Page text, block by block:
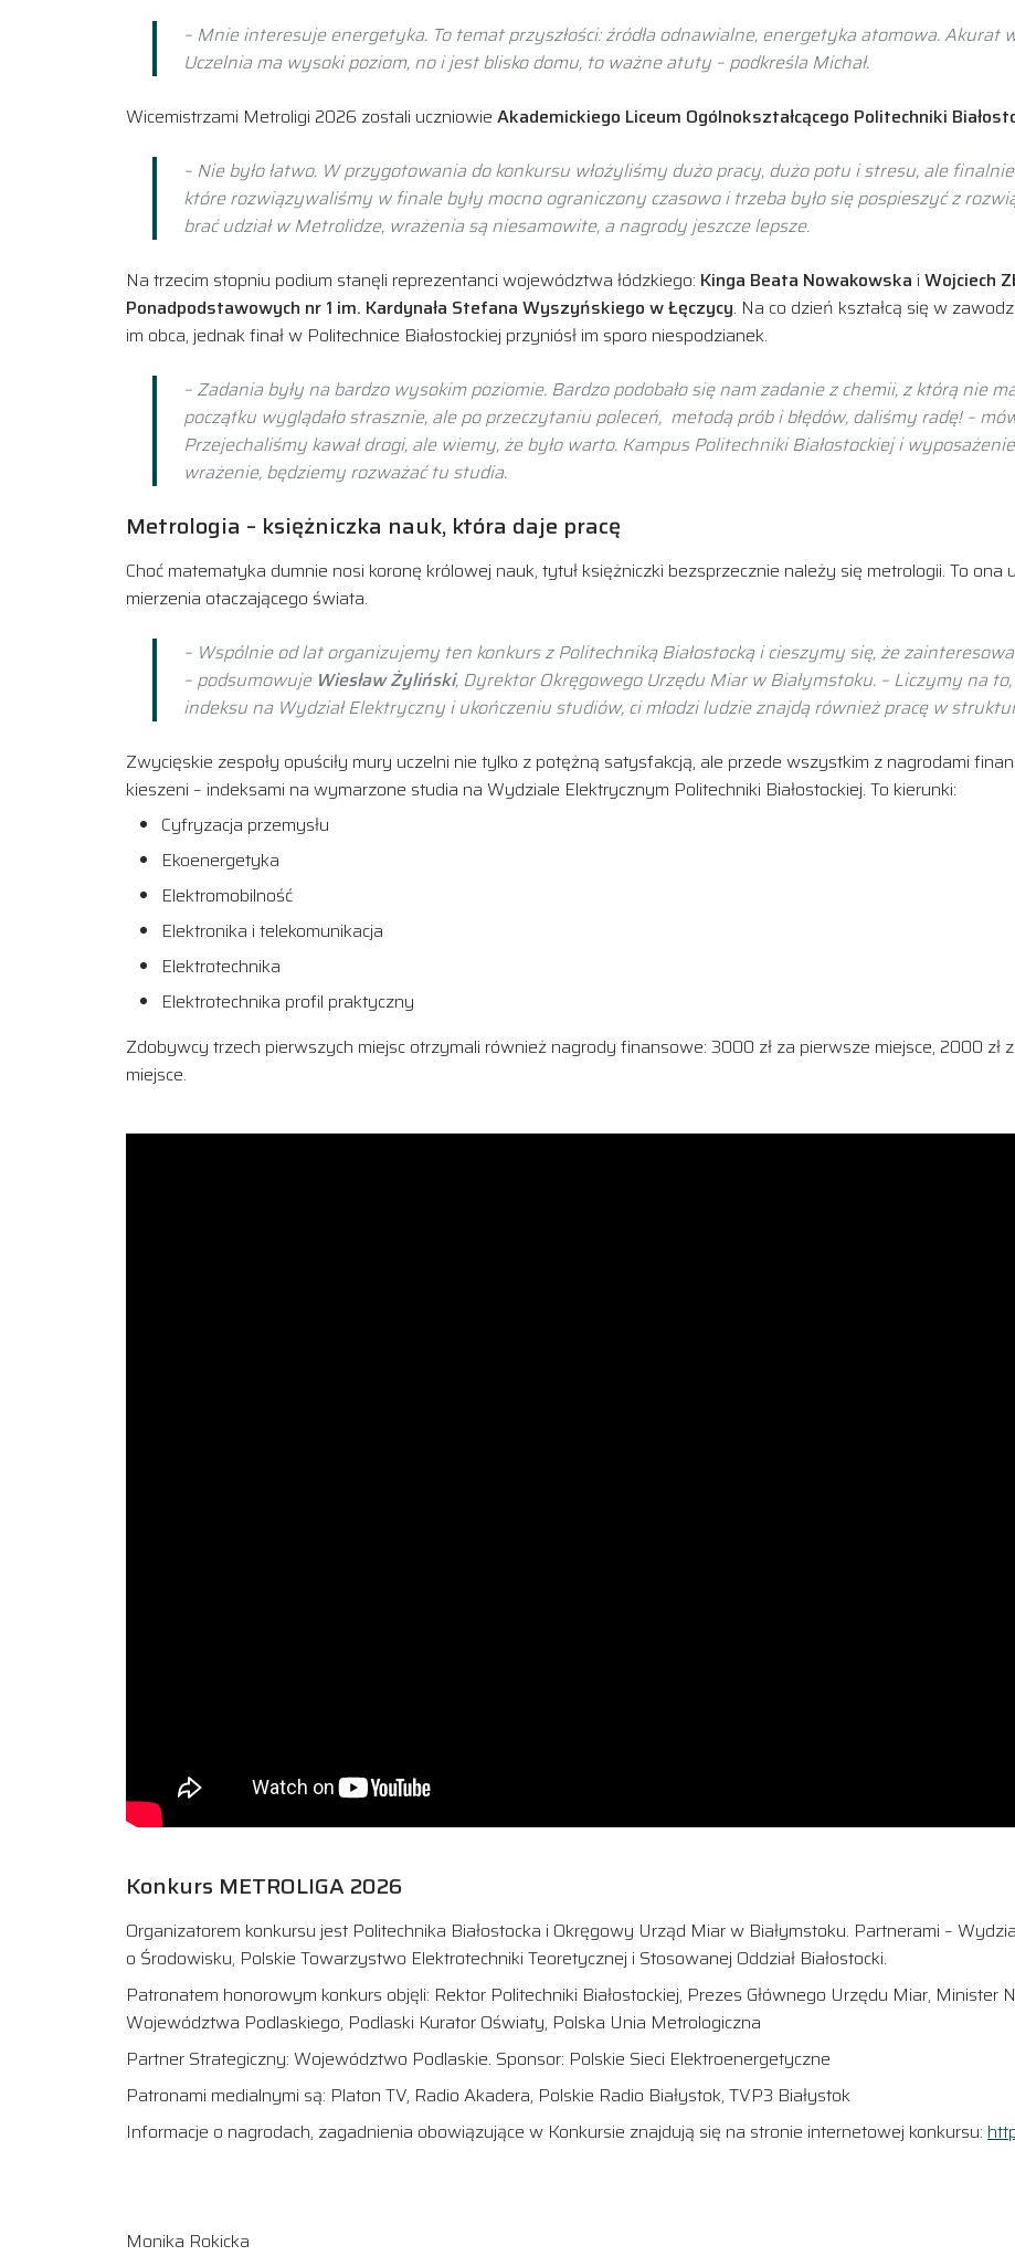
– Mnie interesuje energetyka. To temat przyszłości: źródła odnawialne, energetyka atomowa. Akurat
Uczelnia ma wysoki poziom, no i jest blisko domu, to ważne atuty – podkreśla Michał.
Wicemistrzami Metroligi 2026 zostali uczniowie Akademickiego Liceum Ogólnokształcącego Politechniki
– Nie było łatwo. W przygotowania do konkursu włożyliśmy dużo pracy, dużo potu i stresu, ale finalnie
które rozwiązywaliśmy w finale były mocno ograniczony czasowo i trzeba było się pospieszyć z
brać udział w Metrolidze, wrażenia są niesamowite, a nagrody jeszcze lepsze.
Na trzecim stopniu podium stanęli reprezentanci województwa łódzkiego: Kinga Beata Nowakowska i Wojciech
Ponadpodstawowych nr 1 im. Kardynała Stefana Wyszyńskiego w Łęczycy. Na co dzień kształcą się w
im obca, jednak finał w Politechnice Białostockiej przyniósł im sporo niespodzianek.
– Zadania były na bardzo wysokim poziomie. Bardzo podobało się nam zadanie z chemii, z którą nie
początku wyglądało strasznie, ale po przeczytaniu poleceń, metodą prób i błędów, daliśmy radę! –
Przejechaliśmy kawał drogi, ale wiemy, że było warto. Kampus Politechniki Białostockiej i
wrażenie, będziemy rozważać tu studia.
Metrologia – księżniczka nauk, która daje pracę
Choć matematyka dumnie nosi koronę królowej nauk, tytuł księżniczki bezsprzecznie należy się metrologii. To
mierzenia otaczającego świata.
– Wspólnie od lat organizujemy ten konkurs z Politechniką Białostocką i cieszymy się, że
– podsumowuje Wiesław Żyliński, Dyrektor Okręgowego Urzędu Miar w Białymstoku. – Liczymy na
indeksu na Wydział Elektryczny i ukończeniu studiów, ci młodzi ludzie znajdą również pracę w
Zwycięskie zespoły opuściły mury uczelni nie tylko z potężną satysfakcją, ale przede wszystkim z nagrodami
kieszeni – indeksami na wymarzone studia na Wydziale Elektrycznym Politechniki Białostockiej. To kierunki:
Cyfryzacja przemysłu
Ekoenergetyka
Elektromobilność
Elektronika i telekomunikacja
Elektrotechnika
Elektrotechnika profil praktyczny
Zdobywcy trzech pierwszych miejsc otrzymali również nagrody finansowe: 3000 zł za pierwsze miejsce, 2000 zł
miejsce.
Konkurs METROLIGA 2026
Organizatorem konkursu jest Politechnika Białostocka i Okręgowy Urząd Miar w Białymstoku. Partnerami –
o Środowisku, Polskie Towarzystwo Elektrotechniki Teoretycznej i Stosowanej Oddział Białostocki.
Patronatem honorowym konkurs objęli: Rektor Politechniki Białostockiej, Prezes Głównego Urzędu Miar, Minister
Województwa Podlaskiego, Podlaski Kurator Oświaty, Polska Unia Metrologiczna
Partner Strategiczny: Województwo Podlaskie. Sponsor: Polskie Sieci Elektroenergetyczne
Patronami medialnymi są: Platon TV, Radio Akadera, Polskie Radio Białystok, TVP3 Białystok
Informacje o nagrodach, zagadnienia obowiązujące w Konkursie znajdują się na stronie internetowej konkursu:
Monika Rokicka